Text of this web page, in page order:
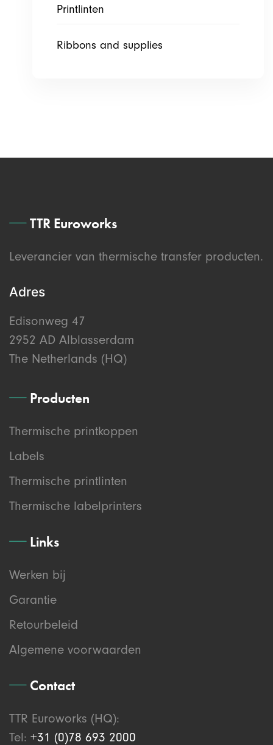
Printlinten
Ribbons and supplies
TTR Euroworks
Leverancier van thermische transfer producten.
Adres
Edisonweg 47
2952 AD Alblasserdam
The Netherlands (HQ)
Producten
Thermische printkoppen
Labels
Thermische printlinten
Thermische labelprinters
Links
Werken bij
Garantie
Retourbeleid
Algemene voorwaarden
Contact
TTR Euroworks (HQ):
Tel: +31 (0)78 693 2000